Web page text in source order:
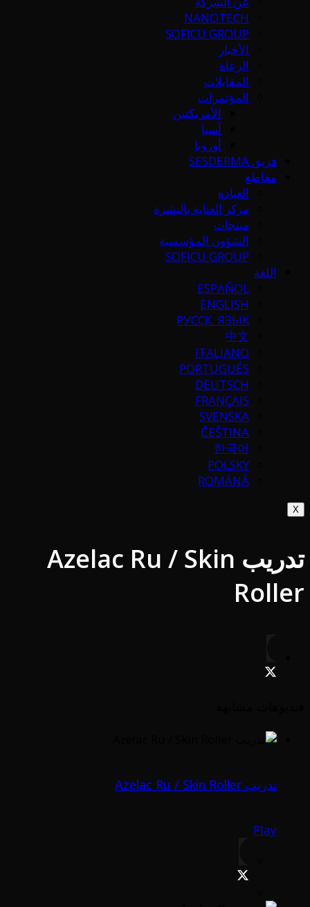
NANOTECH
SOFICU GROUP
الأخبار
الرعاة
المقابلات
المؤتمرات
الأمريكتين
آسيا
أوروبا
فريق SESDERMA
مقاطع
العيادة
مركز العناية بالبشرة
منتجات
الشؤون المؤسسية
SOFICU GROUP
اللغة
ESPAÑOL
ENGLISH
РУССК. ЯЗЫК
中文
ITALIANO
PORTUGUÉS
DEUTSCH
FRANÇAIS
SVENSKA
ČEŠTINA
한국어
POLSKY
ROMÂNĂ
X
تدريب Azelac Ru / Skin
Roller
تدريب Azelac Ru / Skin Roller
Play